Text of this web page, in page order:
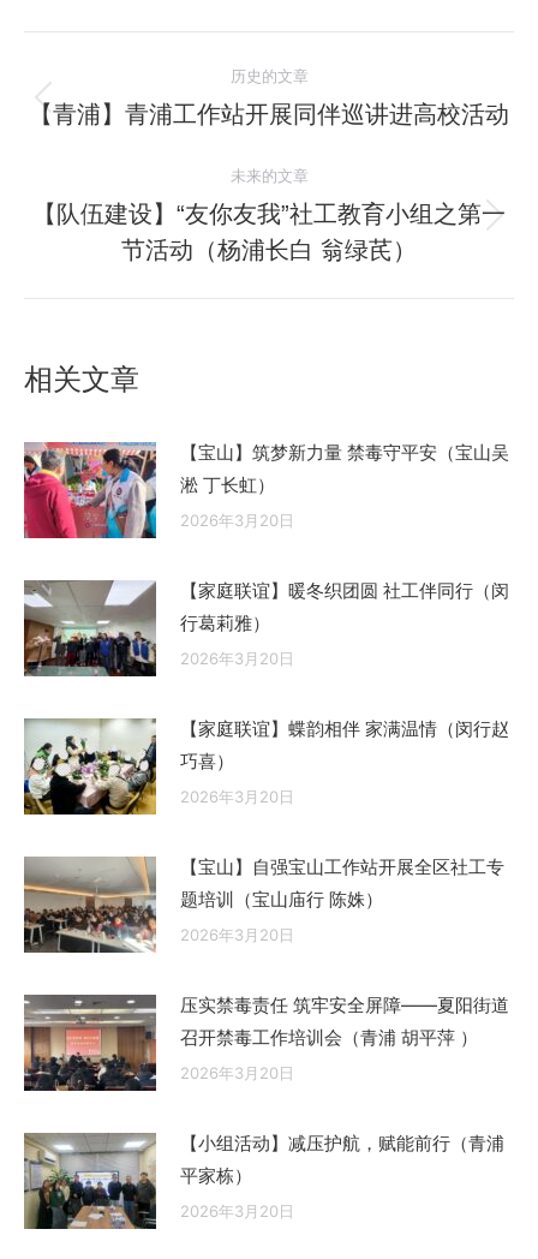
章
航
历史的文章
历
的
文
章：
【青浦】青浦工作站开展同伴巡讲进高校活动
未来的文章
未
来
的
【队伍建设】“友你友我”社工教育小组之第一
节活动（杨浦长白 翁绿芪）
相关文章
【宝山】筑梦新力量 禁毒守平安（宝山吴
淞 丁长虹）
2026年3月20日
【家庭联谊】暖冬织团圆 社工伴同行（闵
行葛莉雅）
2026年3月20日
【家庭联谊】蝶韵相伴 家满温情（闵行赵
巧喜）
2026年3月20日
【宝山】自强宝山工作站开展全区社工专
题培训（宝山庙行 陈姝）
2026年3月20日
压实禁毒责任 筑牢安全屏障——夏阳街道
召开禁毒工作培训会（青浦 胡平萍 ）
2026年3月20日
【小组活动】减压护航，赋能前行（青浦
平家栋）
2026年3月20日